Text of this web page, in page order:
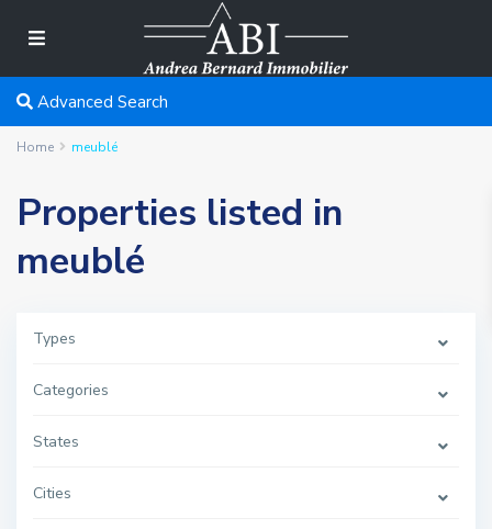
Advanced Search
Home meublé
Properties listed in
meublé
Types
Categories
States
Cities